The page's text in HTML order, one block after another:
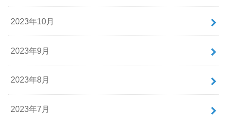
2023年10月
2023年9月
2023年8月
2023年7月